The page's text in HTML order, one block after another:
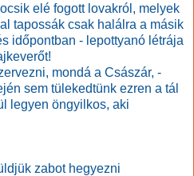
elé fogott lovakról, melyek
tapossák csak halálra a másik
időpontban - lepottyanó létrája
mondá a Császár, -
sem tülekedtünk ezren a tál
legyen öngyilkos, aki
zabot hegyezni